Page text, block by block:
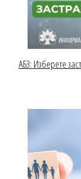
АБЗ: Изберете